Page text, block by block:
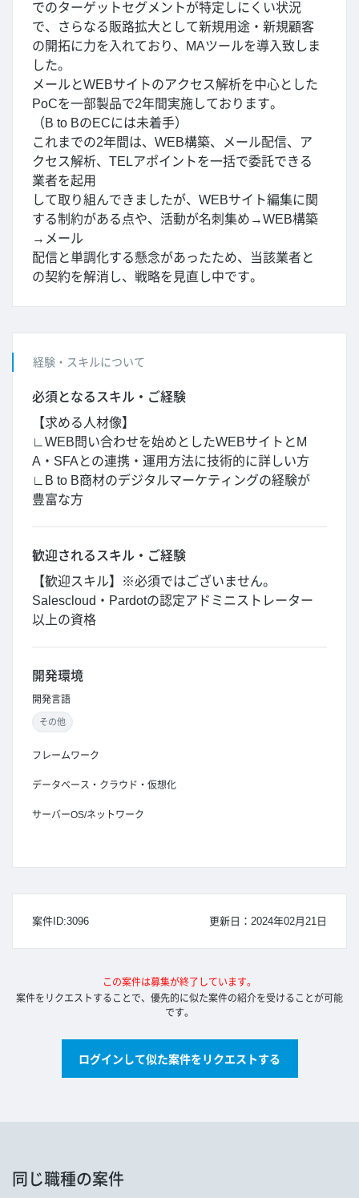
でのターゲットセグメントが特定しにくい状況
で、さらなる販路拡大として新規用途・新規顧客
の開拓に力を入れており、MAツールを導入致しま
した。
メールとWEBサイトのアクセス解析を中心とした
PoCを一部製品で2年間実施しております。
（B to BのECには未着手）
これまでの2年間は、WEB構築、メール配信、ア
クセス解析、TELアポイントを一括で委託できる
業者を起用
して取り組んできましたが、WEBサイト編集に関
する制約がある点や、活動が名刺集め→WEB構築
→メール
配信と単調化する懸念があったため、当該業者と
の契約を解消し、戦略を見直し中です。
経験・スキルについて
必須となるスキル・ご経験
【求める人材像】
∟WEB問い合わせを始めとしたWEBサイトとM
A・SFAとの連携・運用方法に技術的に詳しい方
∟B to B商材のデジタルマーケティングの経験が
豊富な方
歓迎されるスキル・ご経験
【歓迎スキル】※必須ではございません。
Salescloud・Pardotの認定アドミニストレーター
以上の資格
開発環境
開発言語
その他
フレームワーク
データベース・クラウド・仮想化
サーバーOS/ネットワーク
更新日：2024年02月21日
案件ID:3096
この案件は募集が終了しています。
案件をリクエストすることで、優先的に似た案件の紹介を受けることが可能
です。
ログインして似た案件をリクエストする
同じ職種の案件